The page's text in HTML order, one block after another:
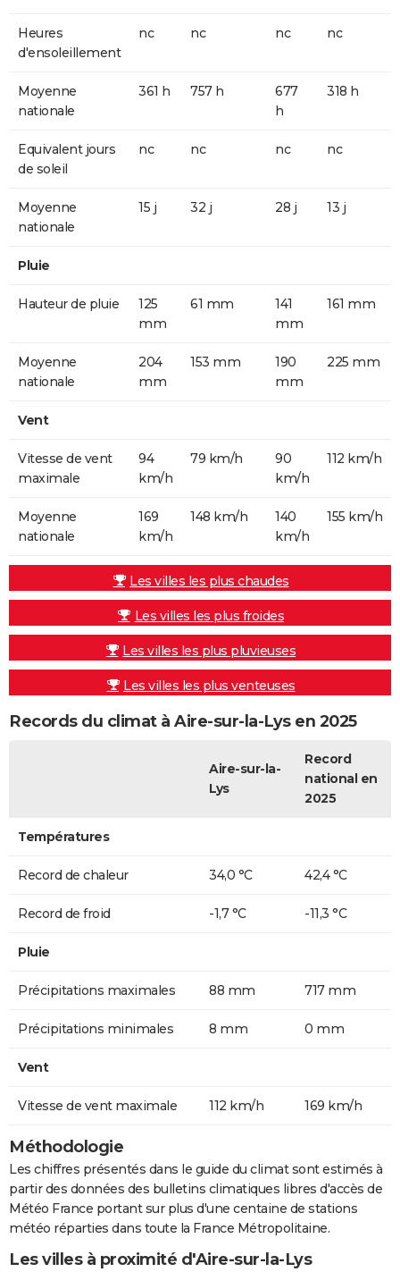
Heures
d'ensoleillement
nc nc nc nc
Moyenne
nationale
361 h 757 h
677
h
318 h
Equivalent jours
de soleil
nc nc nc nc
Moyenne
nationale
15 j 32 j 28 j 13 j
Pluie
Hauteur de pluie
125
mm
61 mm
141
mm
161 mm
Moyenne
nationale
204
mm
153 mm
190
mm
225 mm
Vent
Vitesse de vent
maximale
94
km/h
79 km/h
90
km/h
112 km/h
Moyenne
nationale
169
km/h
148 km/h
140
km/h
155 km/h
Les villes les plus chaudes
Les villes les plus froides
Les villes les plus pluvieuses
Les villes les plus venteuses
Records du climat à Aire-sur-la-Lys en 2025
Aire-sur-la-
Lys
Record
national en
2025
Températures
Record de chaleur 34,0 °C 42,4 °C
Record de froid -1,7 °C -11,3 °C
Pluie
Précipitations maximales 88 mm 717 mm
Précipitations minimales 8 mm 0 mm
Vent
Vitesse de vent maximale 112 km/h 169 km/h
Méthodologie
Les chiffres présentés dans le guide du climat sont estimés à
partir des données des bulletins climatiques libres d'accès de
Météo France portant sur plus d'une centaine de stations
météo réparties dans toute la France Métropolitaine.
Les villes à proximité d'Aire-sur-la-Lys